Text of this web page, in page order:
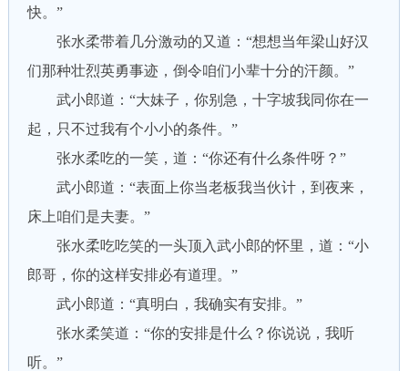
快。”
张水柔带着几分激动的又道：“想想当年梁山好汉
们那种壮烈英勇事迹，倒令咱们小辈十分的汗颜。”
武小郎道：“大妹子，你别急，十字坡我同你在一
起，只不过我有个小小的条件。”
张水柔吃的一笑，道：“你还有什么条件呀？”
武小郎道：“表面上你当老板我当伙计，到夜来，
床上咱们是夫妻。”
张水柔吃吃笑的一头顶入武小郎的怀里，道：“小
郎哥，你的这样安排必有道理。”
武小郎道：“真明白，我确实有安排。”
张水柔笑道：“你的安排是什么？你说说，我听
听。”